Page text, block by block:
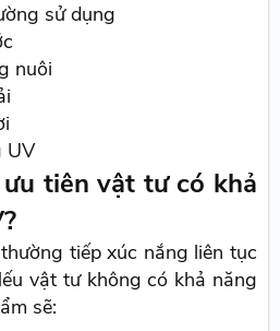
sử dụng
nuôi
UV
tiên vật tư có khả
tiếp xúc nắng liên tục
vật tư không có khả năng
sẽ: